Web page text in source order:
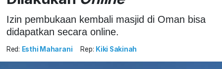
Izin pembukaan kembali masjid di Oman bisa
didapatkan secara online.
Red: Esthi Maharani Rep: Kiki Sakinah